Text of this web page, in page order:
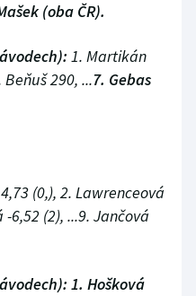
(oba ČR).
1. Martikán
Beňuš 290, ...7. Gebas
(0,), 2. Lawrenceová
-6,52 (2), ...9. Jančová
1. Hošková